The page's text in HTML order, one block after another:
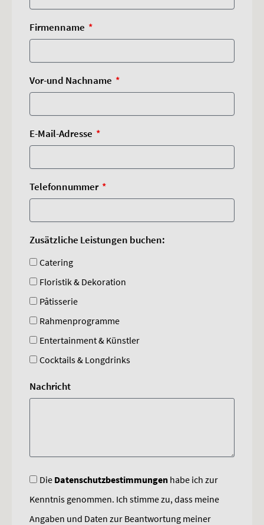
Firmenname
Vor-und Nachname
E-Mail-Adresse
Telefonnummer
Zusätzliche Leistungen buchen:
Catering
Floristik & Dekoration
Pâtisserie
Rahmenprogramme
Entertainment & Künstler
Cocktails & Longdrinks
Nachricht
Die Datenschutzbestimmungen habe ich zur
Kenntnis genommen. Ich stimme zu, dass meine
Angaben und Daten zur Beantwortung meiner